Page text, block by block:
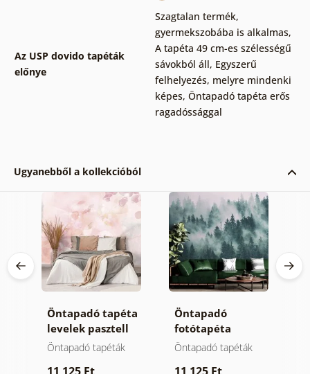
Az USP dovido tapéták
előnye
Szagtalan termék,
gyermekszobába is alkalmas,
A tapéta 49 cm-es szélességű
sávokból áll, Egyszerű
felhelyezés, melyre mindenki
képes, Öntapadó tapéta erős
ragadóssággal
Ugyanebből a kollekcióból
Öntapadó tapéta
levelek pasztell
színben
Öntapadó tapéták
Öntapadó
fotótapéta
hegyek a ködben
Öntapadó tapéták